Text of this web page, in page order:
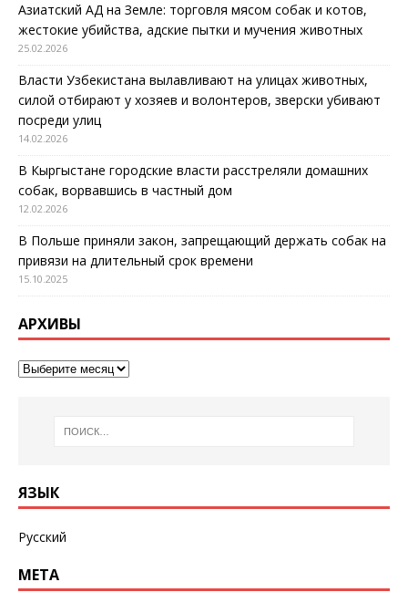
Азиатский АД на Земле: торговля мясом собак и котов,
жестокие убийства, адские пытки и мучения животных
25.02.2026
Власти Узбекистана вылавливают на улицах животных,
силой отбирают у хозяев и волонтеров, зверски убивают
посреди улиц
14.02.2026
В Кыргыстане городские власти расстреляли домашних
собак, ворвавшись в частный дом
12.02.2026
В Польше приняли закон, запрещающий держать собак на
привязи на длительный срок времени
15.10.2025
АРХИВЫ
ЯЗЫК
Русский
МЕТА